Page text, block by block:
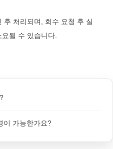
후 처리되며, 회수 요청 후 실
될 수 있습니다.
이 가능한가요?